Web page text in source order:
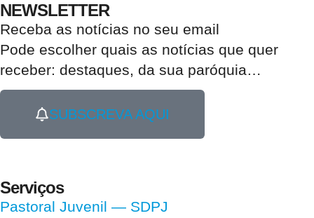
NEWSLETTER
Receba as notícias no seu email​
Pode escolher quais as notícias que quer
receber: destaques, da sua paróquia…
SUBSCREVA AQUI
Serviços
Pastoral Juvenil — SDPJ